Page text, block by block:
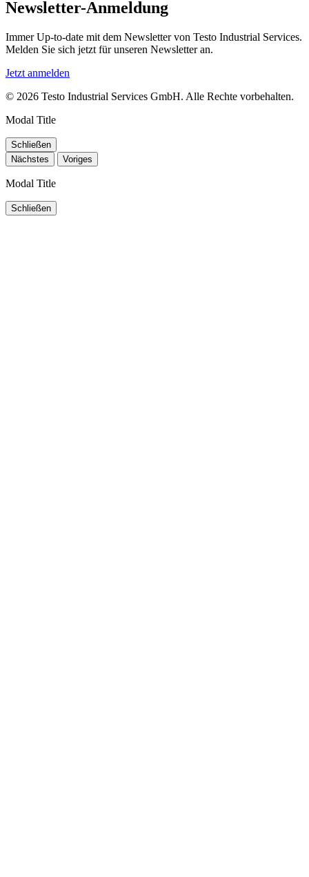
Newsletter-Anmeldung
Immer Up-to-date mit dem Newsletter von Testo Industrial Services.
Melden Sie sich jetzt für unseren Newsletter an.
Jetzt anmelden
© 2026 Testo Industrial Services GmbH. Alle Rechte vorbehalten.
Modal Title
Schließen
Nächstes
Voriges
Modal Title
Schließen